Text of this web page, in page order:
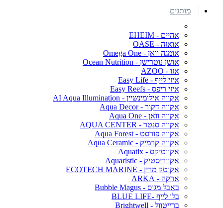
מותגים
אהיים - EHEIM
אואזה - OASE
אומגה וואן - Omega One
אושן נוטרישן - Ocean Nutrition
אזו - AZOO
איזי לייף - Easy Life
איזי ריפס - Easy Reefs
אקווה אילומינשיין - AI Aqua Illumination
אקווה דקור - Aqua Decor
אקווה וואן - Aqua One
אקווה סנטר - AQUA CENTER
אקווה פורסט - Aqua Forest
אקווה קרמיק - Aqua Ceramic
אקווטיקס - Aquatix
אקווריסטיק - Aquaristic
אקוטק מרין - ECOTECH MARINE
ארקה - ARKA
באבל מגוס - Bubble Magus
בלו לייף -BLUE LIFE
ברייטוול - Brightwell